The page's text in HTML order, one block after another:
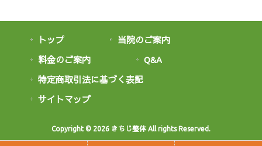
トップ
当院のご案内
料金のご案内
Q&A
特定商取引法に基づく表記
サイトマップ
Copyright © 2026 きちじ整体 All rights Reserved.